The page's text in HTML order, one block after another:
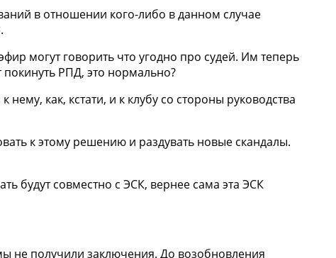
в отношении кого-либо в данном случае
могут говорить что угодно про судей. Им теперь
покинуть РПД, это нормально?
как, кстати, и к клубу со стороны руководства
к этому решению и раздувать новые скандалы.
будут совместно с ЭСК, вернее сама эта ЭСК
не получили заключения. До возобновления